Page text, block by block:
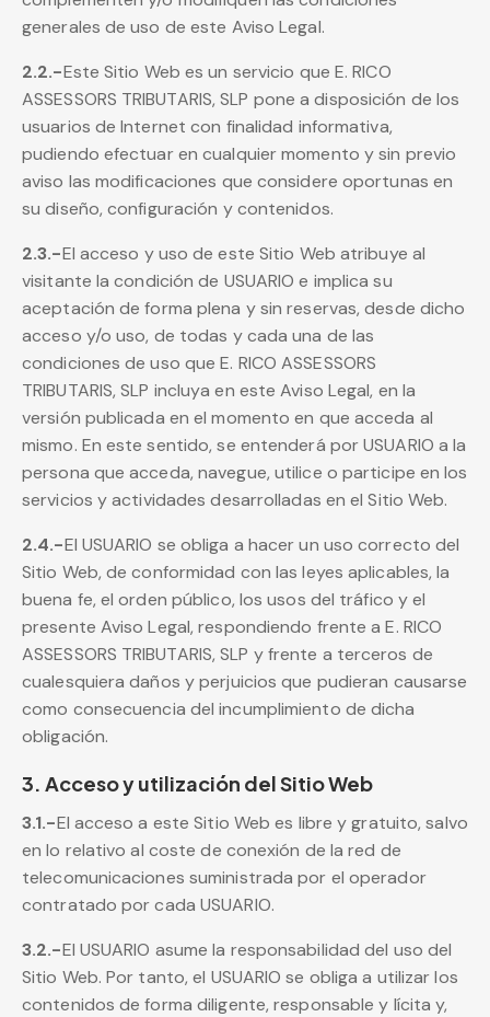
generales de uso de este Aviso Legal.
2.2.-Este Sitio Web es un servicio que E. RICO
ASSESSORS TRIBUTARIS, SLP pone a disposición de los
usuarios de Internet con finalidad informativa,
pudiendo efectuar en cualquier momento y sin previo
aviso las modificaciones que considere oportunas en
su diseño, configuración y contenidos.
2.3.-El acceso y uso de este Sitio Web atribuye al
visitante la condición de USUARIO e implica su
aceptación de forma plena y sin reservas, desde dicho
acceso y/o uso, de todas y cada una de las
condiciones de uso que E. RICO ASSESSORS
TRIBUTARIS, SLP incluya en este Aviso Legal, en la
versión publicada en el momento en que acceda al
mismo. En este sentido, se entenderá por USUARIO a la
persona que acceda, navegue, utilice o participe en los
servicios y actividades desarrolladas en el Sitio Web.
2.4.-El USUARIO se obliga a hacer un uso correcto del
Sitio Web, de conformidad con las leyes aplicables, la
buena fe, el orden público, los usos del tráfico y el
presente Aviso Legal, respondiendo frente a E. RICO
ASSESSORS TRIBUTARIS, SLP y frente a terceros de
cualesquiera daños y perjuicios que pudieran causarse
como consecuencia del incumplimiento de dicha
obligación.
3. Acceso y utilización del Sitio Web
3.1.-El acceso a este Sitio Web es libre y gratuito, salvo
en lo relativo al coste de conexión de la red de
telecomunicaciones suministrada por el operador
contratado por cada USUARIO.
3.2.-El USUARIO asume la responsabilidad del uso del
Sitio Web. Por tanto, el USUARIO se obliga a utilizar los
contenidos de forma diligente, responsable y lícita y,